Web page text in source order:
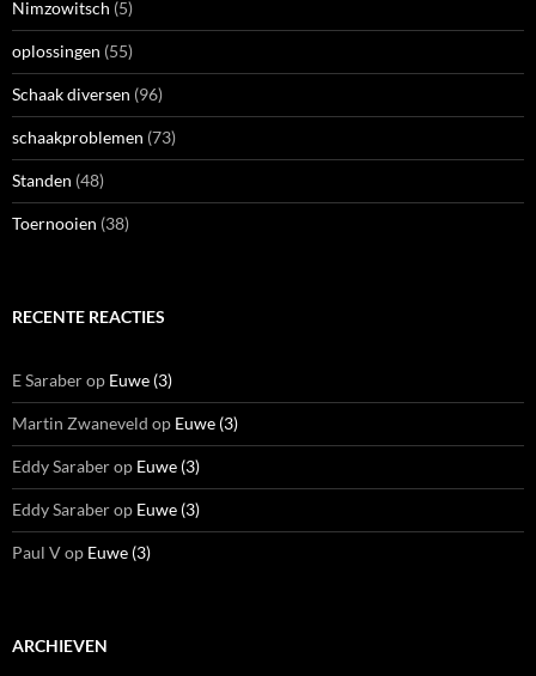
Nimzowitsch (5)
oplossingen (55)
Schaak diversen (96)
schaakproblemen (73)
Standen (48)
Toernooien (38)
RECENTE REACTIES
E Saraberop Euwe (3)
Martin Zwaneveld op Euwe (3)
Eddy Saraberop Euwe (3)
Eddy Saraberop Euwe (3)
Paul Vop Euwe (3)
ARCHIEVEN